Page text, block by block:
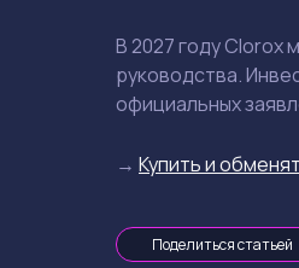
В 2027 году Clorox
руководства.
официальных
→ Купить и
Поделиться статьей